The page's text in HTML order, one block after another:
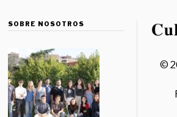
SOBRE NOSOTROS
©